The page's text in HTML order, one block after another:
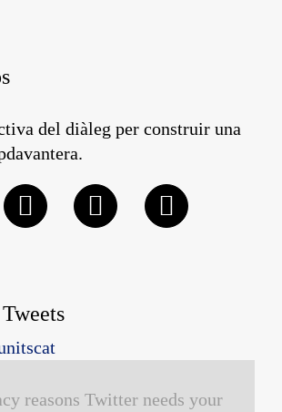
del diàleg per construir una
reasons Twitter needs your